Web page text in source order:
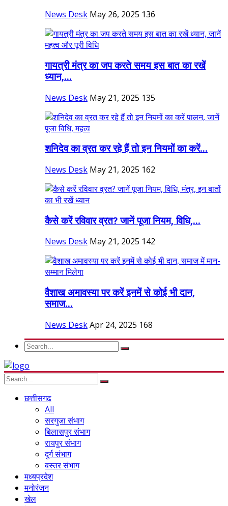
News Desk May 26, 2025 136
गायत्री मंत्र का जप करते समय इस बात का रखें
ध्यान,...
News Desk May 21, 2025 135
शनिदेव का व्रत कर रहे हैं तो इन नियमों का करें...
News Desk May 21, 2025 162
कैसे करें रविवार व्रत? जानें पूजा नियम, विधि,...
News Desk May 21, 2025 142
वैशाख अमावस्या पर करें इनमें से कोई भी दान,
समाज...
News DeskApr 24, 2025 168
छत्तीसगढ़
All
सरगुजा संभाग
बिलासपुर संभाग
रायपुर संभाग
दुर्ग संभाग
बस्तर संभाग
मध्यप्रदेश
मनोरंजन
खेल